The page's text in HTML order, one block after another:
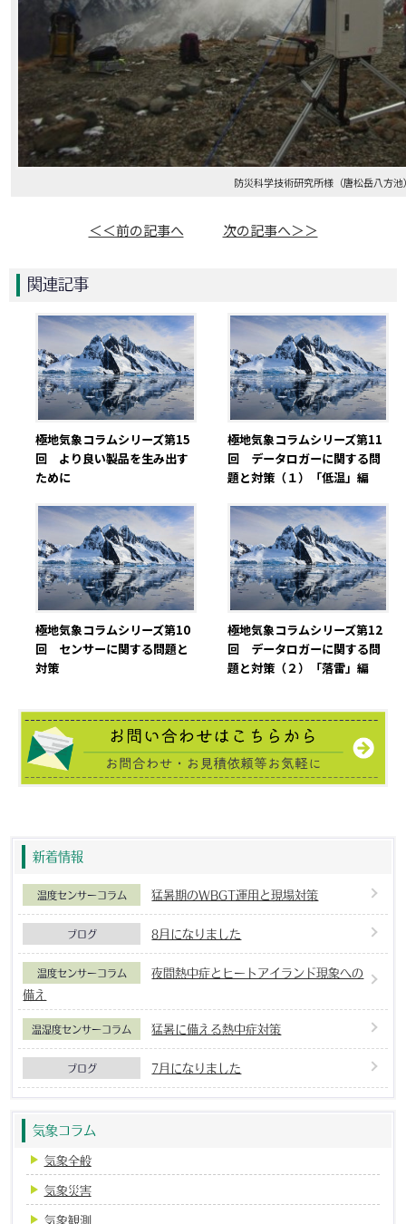
防災科学技術研究所様（唐松岳八方池
＜＜前の記事へ 次の記事へ＞＞
関連記事
極地気象コラムシリーズ第15
回 より良い製品を生み出す
ために
極地気象コラムシリーズ第11
回 データロガーに関する問
題と対策（１）「低温」編
極地気象コラムシリーズ第10
回 センサーに関する問題と
対策
極地気象コラムシリーズ第12
回 データロガーに関する問
題と対策（２）「落雷」編
新着情報
温度センサーコラム 猛暑期のWBGT運用と現場対策
ブログ 8月になりました
温度センサーコラム
夜間熱中症とヒートアイランド現象への
備え
温湿度センサーコラム 猛暑に備える熱中症対策
ブログ 7月になりました
気象コラム
気象全般
気象災害
気象観測